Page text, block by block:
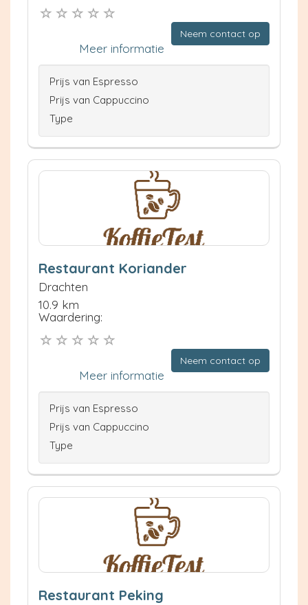
Neem contact op
Meer informatie
Prijs van Espresso
Prijs van Cappuccino
Type
Restaurant Koriander
Drachten
10.9 km
Waardering:
Neem contact op
Meer informatie
Prijs van Espresso
Prijs van Cappuccino
Type
Restaurant Peking